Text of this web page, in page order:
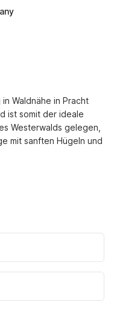
Waldnähe in Pracht
ist somit der ideale
Westerwalds gelegen,
mit sanften Hügeln und